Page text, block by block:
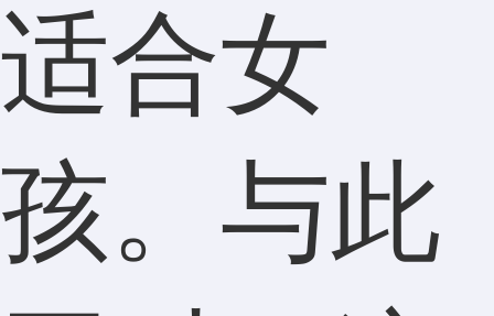
适合女
孩。与此